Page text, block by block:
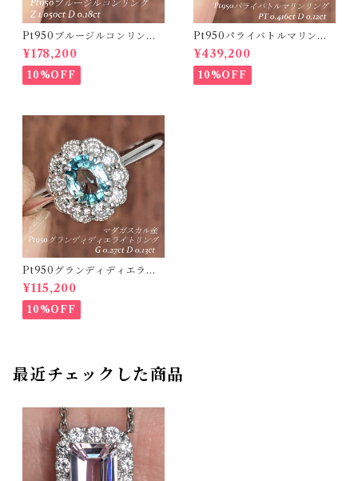
Pt950ブルージルコンリング
カンボジア・ラタナキリ産 ブ
ルージルコン 1.050ct ダイヤ
モンド 0.18ct【PRO20868
4】
¥178,200
10%OFF
Pt950パライバトルマリンリ
ング ブラジル・バターリャ産
パライバトルマリン 0.416ct
ダイヤモンド 0.12ct【PRO2
07538】
¥439,200
10%OFF
Pt950グランディディエライ
トリング マダガスカル産 グラ
ンディディエライト 0.27ct ダ
イヤモンド 0.13ct【PRO2071
18】
¥115,200
10%OFF
最近チェックした商品